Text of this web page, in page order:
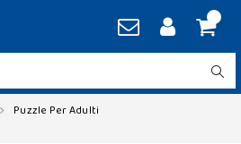
Puzzle Per Adulti